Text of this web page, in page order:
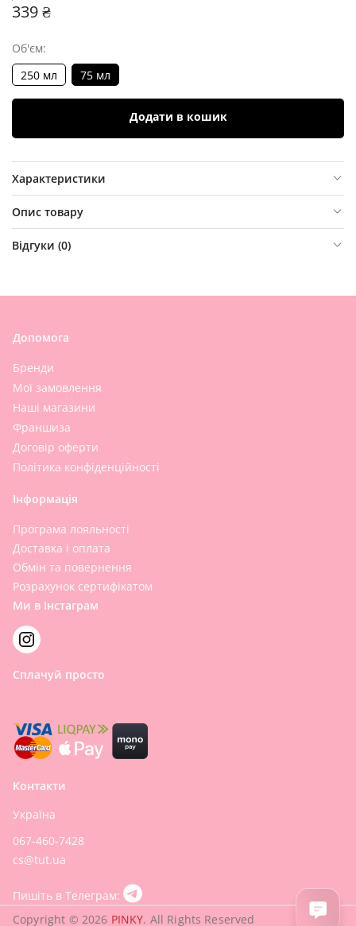
339 ₴
Об'єм:
250 мл
75 мл
Додати в кошик
Характеристики
Опис товару
Відгуки (0)
Допомога
Бренди
Мої замовлення
Наші магазини
Франшиза
Договір оферти
Політика конфіденційності
Інформація
Програма лояльності
Доставка і оплата
Обмін та повернення
Розрахунок сертифікатом
Ми в Інстаграм
Сплачуй просто
Контакти
Україна
067-460-7428
cs@tut.ua
Пишіть в Телеграм:
Copyright © 2026 PINKY. All Rights Reserved